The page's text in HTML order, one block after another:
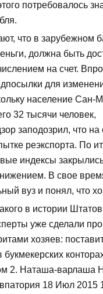
потребовалось
что в зарубежном
должна быть
на счет.
для
население Сан-
32 тысячи человек,
заподозрил, что
реэкспорта. По
индексы
В свое
вуз и понял, что
в истории
уже сделали
хозяев:
2. Наташа-варлаша
18 Июл 2015